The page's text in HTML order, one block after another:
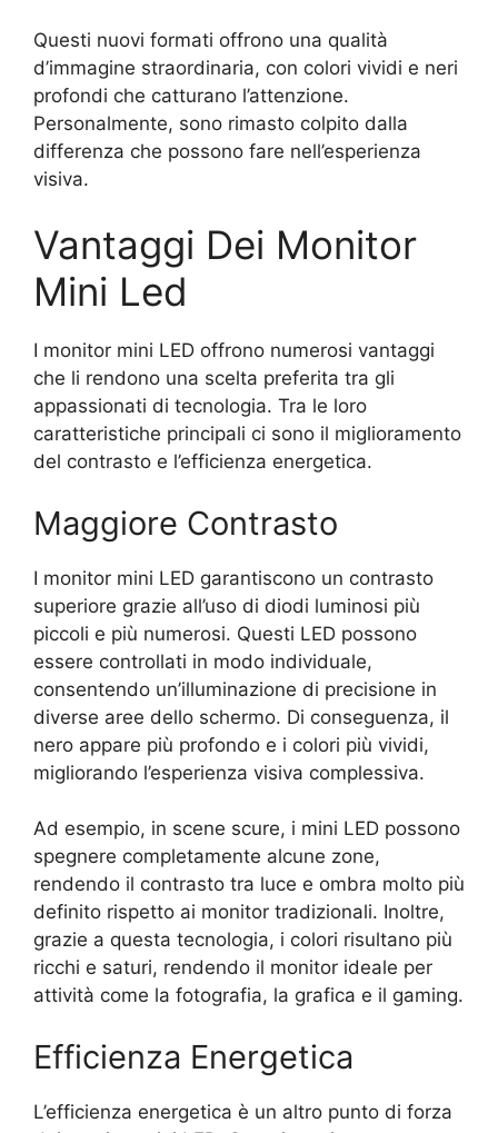
Questi nuovi formati offrono una qualità
d’immagine straordinaria, con colori vividi e neri
profondi che catturano l’attenzione.
Personalmente, sono rimasto colpito dalla
differenza che possono fare nell’esperienza
visiva.
Vantaggi Dei Monitor
Mini Led
I monitor mini LED offrono numerosi vantaggi
che li rendono una scelta preferita tra gli
appassionati di tecnologia. Tra le loro
caratteristiche principali ci sono il miglioramento
del contrasto e l’efficienza energetica.
Maggiore Contrasto
I monitor mini LED garantiscono un contrasto
superiore grazie all’uso di diodi luminosi più
piccoli e più numerosi. Questi LED possono
essere controllati in modo individuale,
consentendo un’illuminazione di precisione in
diverse aree dello schermo. Di conseguenza, il
nero appare più profondo e i colori più vividi,
migliorando l’esperienza visiva complessiva.
Ad esempio, in scene scure, i mini LED possono
spegnere completamente alcune zone,
rendendo il contrasto tra luce e ombra molto più
definito rispetto ai monitor tradizionali. Inoltre,
grazie a questa tecnologia, i colori risultano più
ricchi e saturi, rendendo il monitor ideale per
attività come la fotografia, la grafica e il gaming.
Efficienza Energetica
L’efficienza energetica è un altro punto di forza